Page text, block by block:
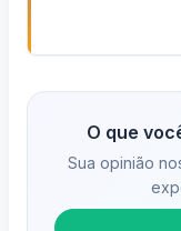
O que
Sua opinião